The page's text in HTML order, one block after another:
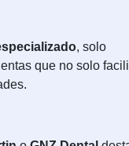
, solo
que no solo